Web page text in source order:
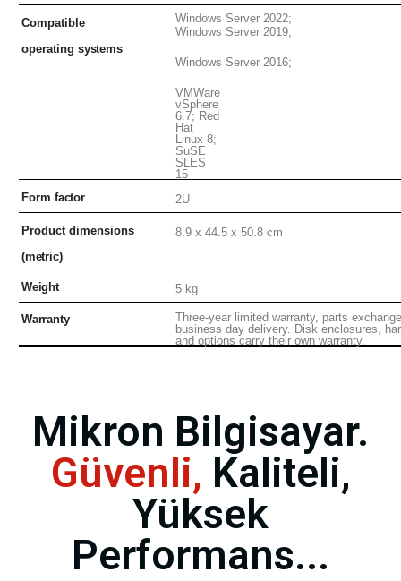
Compatible
operating systems
Windows Server2022;
Windows Server2019;
Windows Server2016;
VMWare
vSphere
6.7; Red
Hat
Linux 8;
SuSE
SLES
15
Form factor 2U
Product dimensions
(metric)
8.9 x 44.5 x 50.8cm
Weight 5 kg
Warranty
Three-year limited warranty, parts
business day delivery. Disk enclosures,
and options carry their own warranty.
Mikron Bilgisayar.
Güvenli, Kaliteli,
Yüksek
Performans...